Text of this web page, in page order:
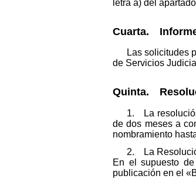
letra a) del
Cuarta.
Las solicitudes
de Servicios
Quinta.
1. La
de dos meses a
nombramiento
2. La
En el supuesto
publicación en el